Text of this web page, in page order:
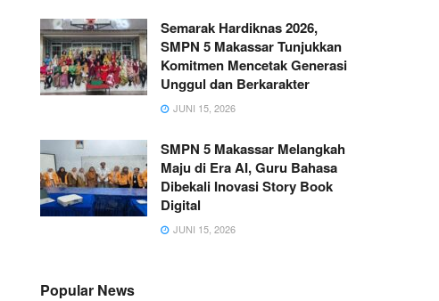
Semarak Hardiknas 2026,
SMPN 5 Makassar Tunjukkan
Komitmen Mencetak Generasi
Unggul dan Berkarakter
JUNI 15, 2026
SMPN 5 Makassar Melangkah
Maju di Era AI, Guru Bahasa
Dibekali Inovasi Story Book
Digital
JUNI 15, 2026
Popular News